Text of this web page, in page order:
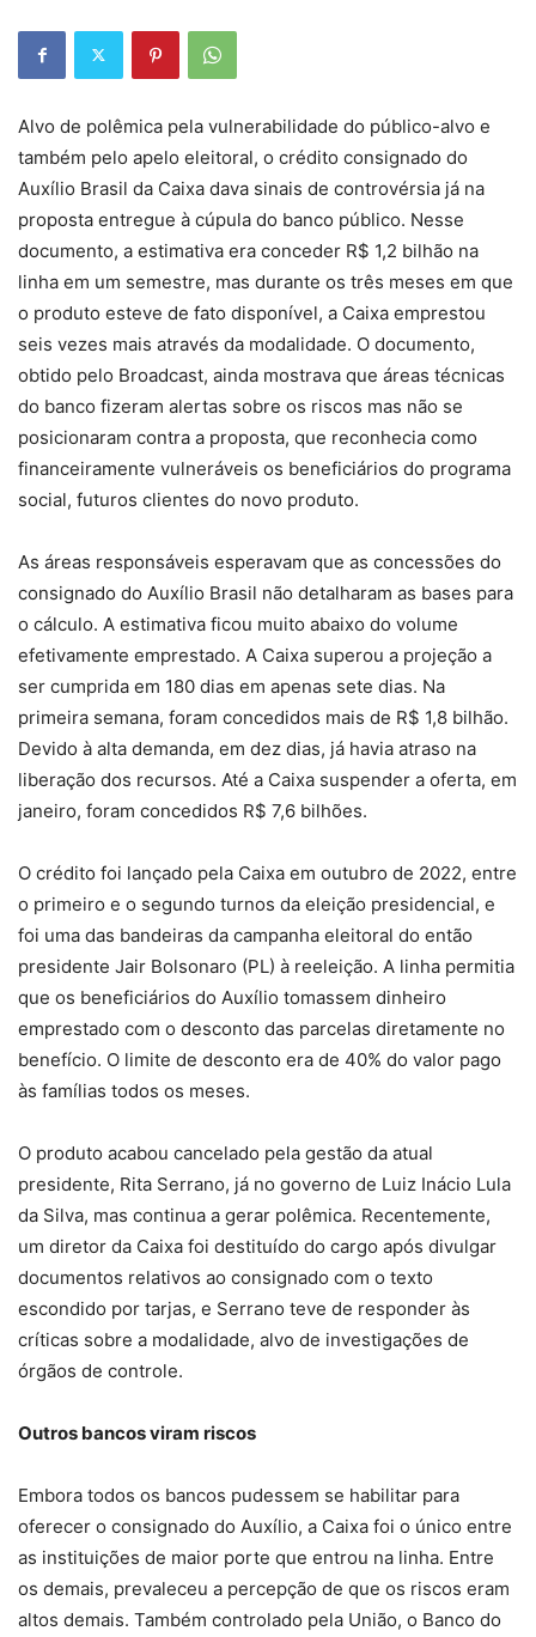
Alvo de polêmica pela vulnerabilidade do público-alvo e
também pelo apelo eleitoral, o crédito consignado do
Auxílio Brasil da Caixa dava sinais de controvérsia já na
proposta entregue à cúpula do banco público. Nesse
documento, a estimativa era conceder R$ 1,2 bilhão na
linha em um semestre, mas durante os três meses em que
o produto esteve de fato disponível, a Caixa emprestou
seis vezes mais através da modalidade. O documento,
obtido pelo Broadcast, ainda mostrava que áreas técnicas
do banco fizeram alertas sobre os riscos mas não se
posicionaram contra a proposta, que reconhecia como
financeiramente vulneráveis os beneficiários do programa
social, futuros clientes do novo produto.
As áreas responsáveis esperavam que as concessões do
consignado do Auxílio Brasil não detalharam as bases para
o cálculo. A estimativa ficou muito abaixo do volume
efetivamente emprestado. A Caixa superou a projeção a
ser cumprida em 180 dias em apenas sete dias. Na
primeira semana, foram concedidos mais de R$ 1,8 bilhão.
Devido à alta demanda, em dez dias, já havia atraso na
liberação dos recursos. Até a Caixa suspender a oferta, em
janeiro, foram concedidos R$ 7,6 bilhões.
O crédito foi lançado pela Caixa em outubro de 2022, entre
o primeiro e o segundo turnos da eleição presidencial, e
foi uma das bandeiras da campanha eleitoral do então
presidente Jair Bolsonaro (PL) à reeleição. A linha permitia
que os beneficiários do Auxílio tomassem dinheiro
emprestado com o desconto das parcelas diretamente no
benefício. O limite de desconto era de 40% do valor pago
às famílias todos os meses.
O produto acabou cancelado pela gestão da atual
presidente, Rita Serrano, já no governo de Luiz Inácio Lula
da Silva, mas continua a gerar polêmica. Recentemente,
um diretor da Caixa foi destituído do cargo após divulgar
documentos relativos ao consignado com o texto
escondido por tarjas, e Serrano teve de responder às
críticas sobre a modalidade, alvo de investigações de
órgãos de controle.
Outros bancos viram riscos
Embora todos os bancos pudessem se habilitar para
oferecer o consignado do Auxílio, a Caixa foi o único entre
as instituições de maior porte que entrou na linha. Entre
os demais, prevaleceu a percepção de que os riscos eram
altos demais. Também controlado pela União, o Banco do